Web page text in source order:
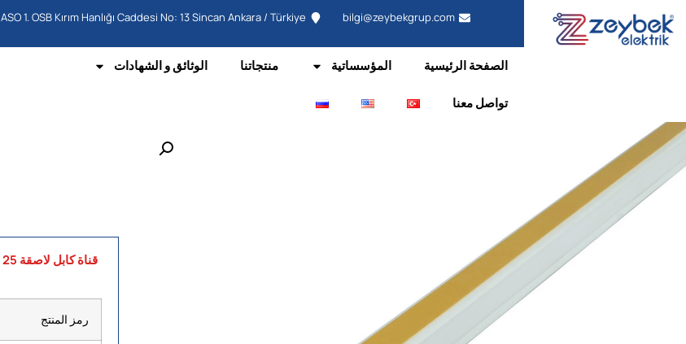
bilgi@zeybekgrup.com
ASO 1. OSB Kırım Hanlığı Caddesi No: 13 Sincan Ankara / Türkiye
الصفحة الرئيسية المؤسساتية منتجاتنا الوثائق و الشهادات
تواصل معنا
قناة كابل لاصقة 25 × 16 مم
رمز المنتج